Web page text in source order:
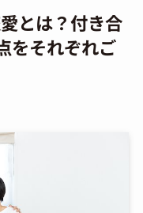
とは？付き合
をそれぞれご